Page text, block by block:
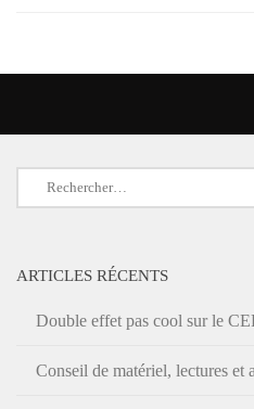
Rechercher :
ARTICLES RÉCENTS
Double effet pas cool sur le
Conseil de matériel, lectures